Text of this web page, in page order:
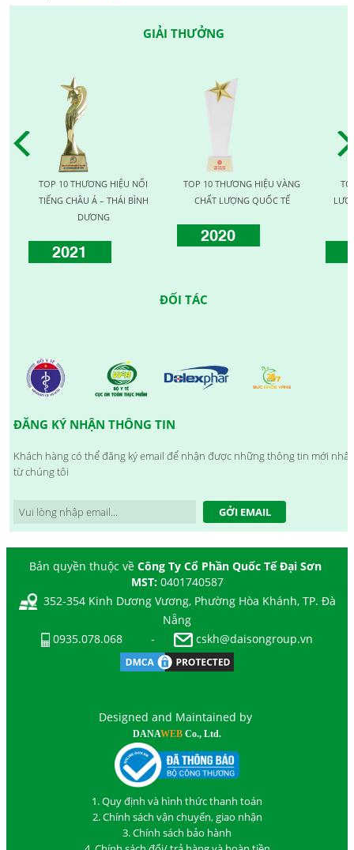
GIẢI THƯỞNG
TOP 10 THƯƠNG HIỆU NỔI
TIẾNG CHÂU Á – THÁI BÌNH
DƯƠNG
2021
TOP 10 THƯƠNG HIỆU VÀNG
CHẤT LƯỢNG QUỐC TẾ
2020
TOP
ĐỐI TÁC
ĐĂNG KÝ NHẬN THÔNG TIN
Khách hàng có thể đăng ký email để nhận được những thông tin mới nhất
từ chúng tôi
GỞI EMAIL
Bản quyền thuộc về Công Ty Cổ Phần Quốc Tế Đại Sơn
MST: 0401740587
352-354 Kinh Dương Vương, Phường Hòa Khánh, TP. Đà
Nẵng
0935.078.068
- cskh@daisongroup.vn
Designed and Maintained by
DANAWEB Co., Ltd.
1. Quy định và hình thức thanh toán
2. Chính sách vận chuyển, giao nhận
3. Chính sách bảo hành